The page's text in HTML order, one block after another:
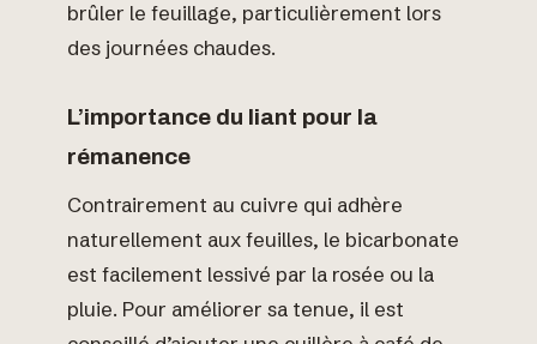
brûler le feuillage, particulièrement lors
des journées chaudes.
L’importance du liant pour la
rémanence
Contrairement au cuivre qui adhère
naturellement aux feuilles, le bicarbonate
est facilement lessivé par la rosée ou la
pluie. Pour améliorer sa tenue, il est